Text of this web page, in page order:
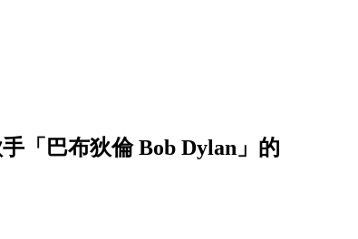
「巴布狄倫 Bob Dylan」的